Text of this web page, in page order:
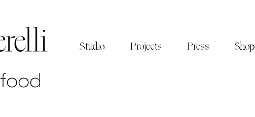
Studio Projects Press Shop
food